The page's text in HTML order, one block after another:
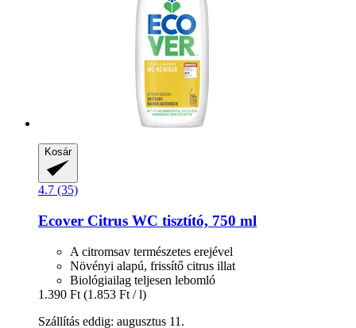
Kosár
4.7 (35)
Ecover Citrus WC tisztító, 750 ml
A citromsav természetes erejével
Növényi alapú, frissítő citrus illat
Biológiailag teljesen lebomló
1.390 Ft (1.853 Ft / l)
Szállítás eddig: augusztus 11.